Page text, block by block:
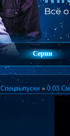
Серии
Спецвыпуски » 0.03